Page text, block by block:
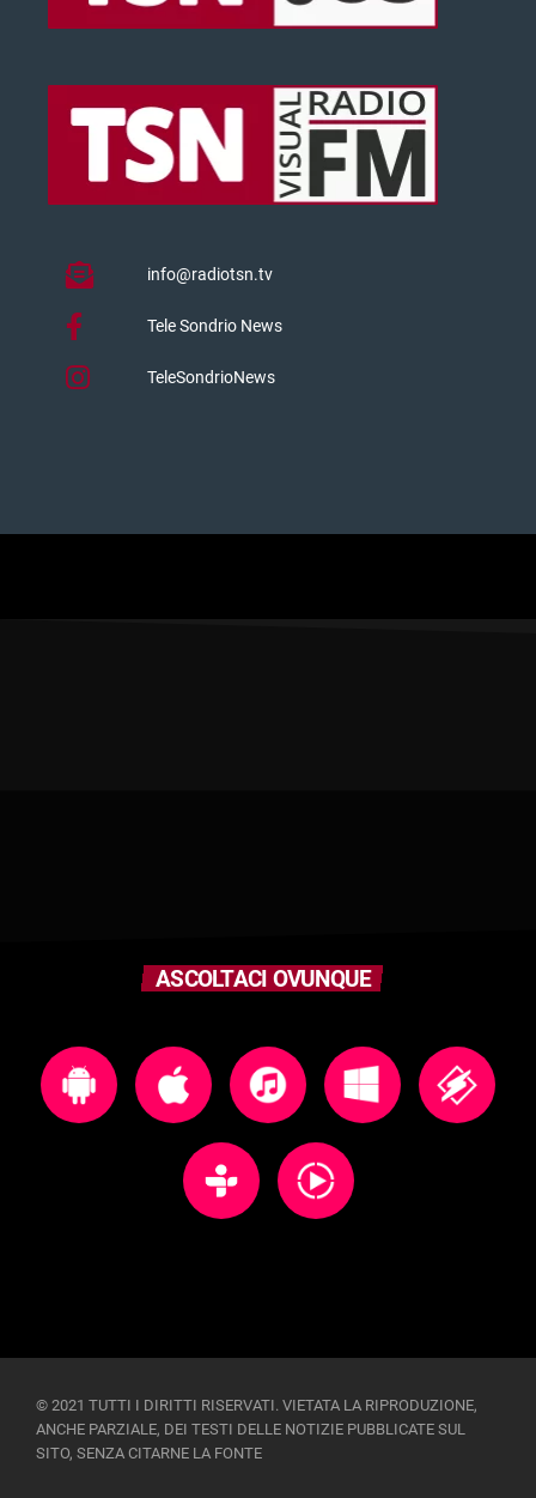
info@radiotsn.tv
Tele Sondrio News
TeleSondrioNews
ASCOLTACI OVUNQUE
© 2021 TUTTI I DIRITTI RISERVATI. VIETATA LA RIPRODUZIONE,
ANCHE PARZIALE, DEI TESTI DELLE NOTIZIE PUBBLICATE SUL
SITO, SENZA CITARNE LA FONTE